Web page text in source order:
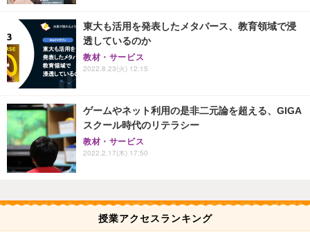
東大も活用を発表したメタバース、教育領域で浸
透しているのか
教材・サービス
2022.8.23(火) 12:15
ゲームやネット利用の是非二元論を超える、GIGA
スクール時代のリテラシー
教材・サービス
2022.2.17(木) 17:50
授業アクセスランキング